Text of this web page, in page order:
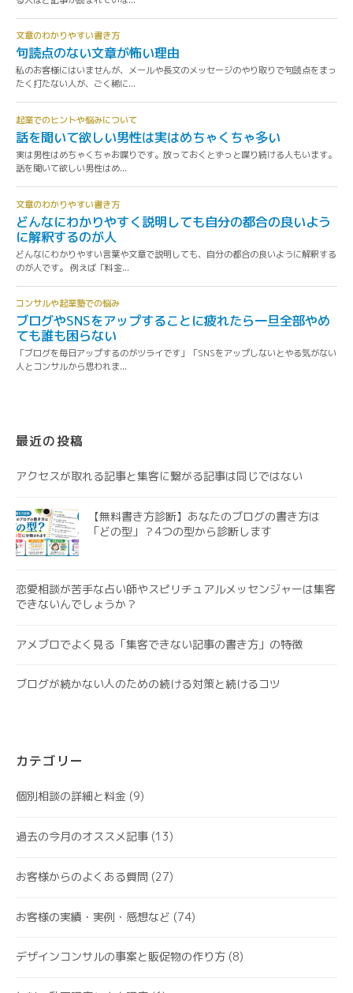
最近の投稿
アクセスが取れる記事と集客に繋がる記事は同じではない
【無料書き方診断】あなたのブログの書き方は
「どの型」？4つの型から診断します
恋愛相談が苦手な占い師やスピリチュアルメッセンジャーは集客
できないんでしょうか？
アメブロでよく見る「集客できない記事の書き方」の特徴
ブログが続かない人のための続ける対策と続けるコツ
カテゴリー
個別相談の詳細と料金 (9)
過去の今月のオススメ記事 (13)
お客様からのよくある質問 (27)
お客様の実績・実例・感想など (74)
デザインコンサルの事案と販促物の作り方 (8)